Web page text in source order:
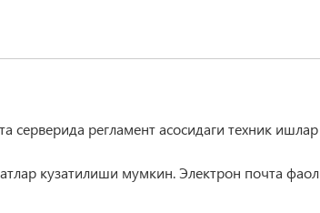
серверида регламент асосидаги техник
кузатилиши мумкин. Электрон почта